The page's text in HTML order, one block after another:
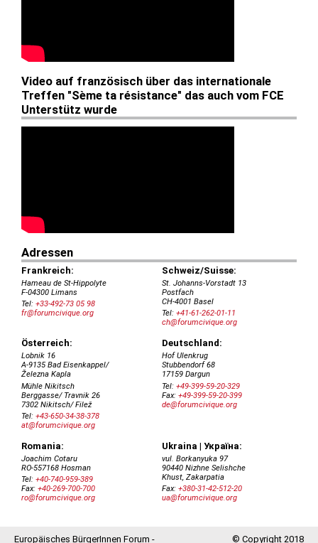
Europäisches BürgerInnen Forum - © Copyright 2018